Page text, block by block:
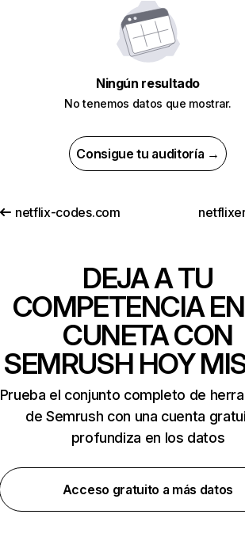
Ningún resultado
No tenemos datos que mostrar.
Consigue tu auditoría →
netflix-codes.com
DEJA A TU
COMPETENCIA
CUNETA CON
SEMRUSH HOY
Prueba el conjunto completo de
de Semrush con una cuenta
profundiza en los datos
Acceso gratuito a más datos